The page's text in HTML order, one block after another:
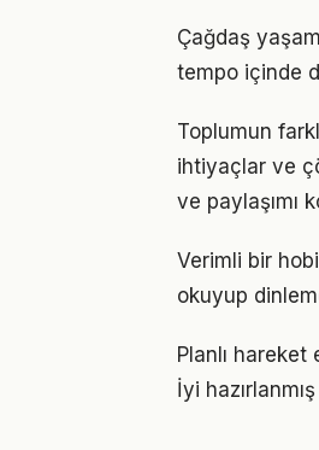
Çağdaş
tempo içinde
Toplumun
ihtiyaçlar ve
ve paylaşımı
Verimli bir
okuyup
Planlı hareket
İyi